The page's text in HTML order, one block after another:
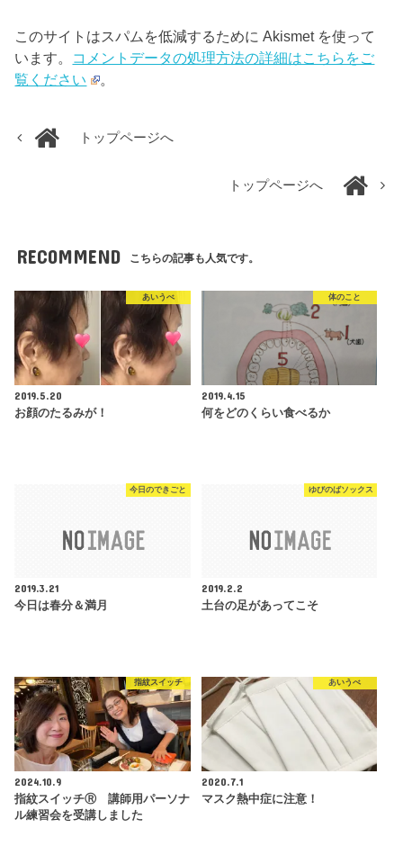
このサイトはスパムを低減するために Akismet を使って
います。 コメントデータの処理方法の詳細はこちらをご
覧ください
。
トップページへ
トップページへ
RECOMMEND こちらの記事も人気です。
あいうべ
2019.5.20
お顔のたるみが！
体のこと
2019.4.15
何をどのくらい食べるか
今日のできごと
2019.3.21
今日は春分＆満月
ゆびのばソックス
2019.2.2
土台の足があってこそ
指紋スイッチ
2024.10.9
指紋スイッチⓇ 講師用パーソナ
ル練習会を受講しました
あいうべ
2020.7.1
マスク熱中症に注意！